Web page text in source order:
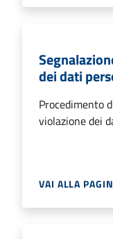
dei dati
Procedimento
violazione dei
VAI ALLA